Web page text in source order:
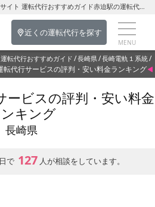
全国の運転代行業者のポータルナビサイト 運転代行おすすめガイド赤迫駅の運転代行を探す-長崎県の運転代行
近くの運転代行を探す
運転代行おすすめガイド 長崎県 長崎電軌１系統
転代行サービスの評判・安い料金ランキング
ービスの評判・安い料金
キング
長崎県
で 127 人が相談をしています。